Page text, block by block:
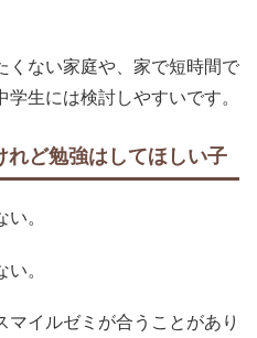
くない家庭や、家で短時間で
生には検討しやすいです。
ど勉強はしてほしい子
。
。
イルゼミが合うことがあり